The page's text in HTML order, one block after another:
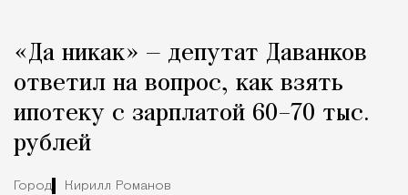
Город
«Да никак» — депутат Даванков
ответил на вопрос, как взять
ипотеку с зарплатой 60–70 тыс.
рублей
Город Кирилл Романов